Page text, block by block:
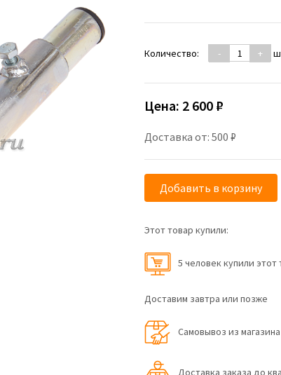
Количество: - +
Цена: 2 600 ₽
Доставка от: 500 ₽
Добавить в корзину
Этот товар купили:
5 человек купили
Доставим завтра или позже
Самовывоз из